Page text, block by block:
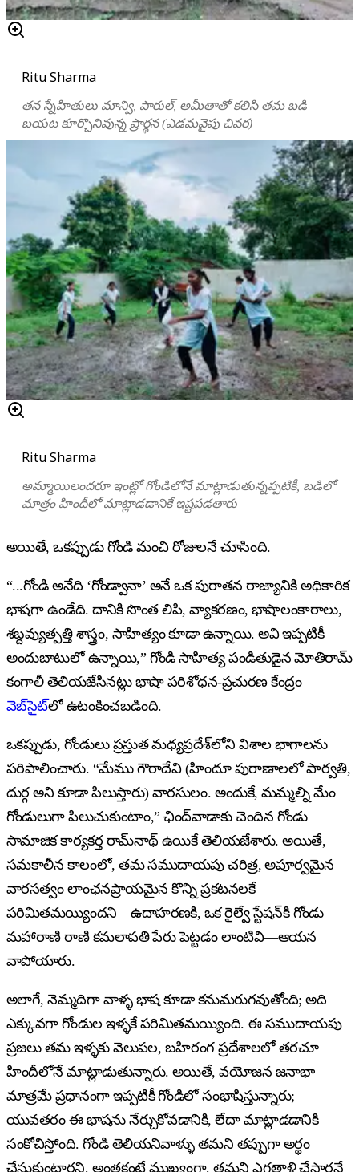
Ritu Sharma
తన స్నేహితులు మాన్వి, పారుల్, అమీతాతో కలిసి తమ బడి
బయట కూర్చొనివున్న ప్రార్థన (ఎడమవైపు చివర)
Ritu Sharma
అమ్మాయిలందరూ ఇంట్లో గోండిలోనే మాట్లాడుతున్నప్పటికీ, బడిలో
మాత్రం హిందీలో మాట్లాడడానికే ఇష్టపడతారు
అయితే, ఒకప్పుడు గోండి మంచి రోజులనే చూసింది.
“...గోండి అనేది ‘గోండ్వానా’ అనే ఒక పురాతన రాజ్యానికి అధికారిక
భాషగా ఉండేది. దానికి సొంత లిపి, వ్యాకరణం, భాషాలంకారాలు,
శబ్దవ్యుత్పత్తి శాస్త్రం, సాహిత్యం కూడా ఉన్నాయి. అవి ఇప్పటికీ
అందుబాటులో ఉన్నాయి,” గోండి సాహిత్య పండితుడైన మోతిరామ్
కంగాలీ తెలియజేసినట్లు భాషా పరిశోధన-ప్రచురణ కేంద్రం
వెబ్‌సైట్‌లో ఉటంకించబడింది.
ఒకప్పుడు, గోండులు ప్రస్తుత మధ్యప్రదేశ్‌లోని విశాల భాగాలను
పరిపాలించారు. “మేము గౌరాదేవి (హిందూ పురాణాలలో పార్వతి,
దుర్గ అని కూడా పిలుస్తారు) వారసులం. అందుకే, మమ్మల్ని మేం
గోండులుగా పిలుచుకుంటాం,” ఛింద్‌వాడాకు చెందిన గోండు
సామాజిక కార్యకర్త రామ్‌నాథ్ ఉయికే తెలియజేశారు. అయితే,
సమకాలీన కాలంలో, తమ సముదాయపు చరిత్ర, అపూర్వమైన
వారసత్వం లాంఛనప్రాయమైన కొన్ని ప్రకటనలకే
పరిమితమయ్యిందని—ఉదాహరణకి, ఒక రైల్వే స్టేషన్‌కి గోండు
మహారాణి రాణి కమలాపతి పేరు పెట్టడం లాంటివి—ఆయన
వాపోయారు.
అలాగే, నెమ్మదిగా వాళ్ళ భాష కూడా కనుమరుగవుతోంది; అది
ఎక్కువగా గోండుల ఇళ్ళకే పరిమితమయ్యింది. ఈ సముదాయపు
ప్రజలు తమ ఇళ్ళకు వెలుపల, బహిరంగ ప్రదేశాలలో తరచూ
హిందీలోనే మాట్లాడుతున్నారు. అయితే, వయోజన జనాభా
మాత్రమే ప్రధానంగా ఇప్పటికీ గోండిలో సంభాషిస్తున్నారు;
యువతరం ఈ భాషను నేర్చుకోవడానికి, లేదా మాట్లాడడానికి
సంకోచిస్తోంది. గోండి తెలియనివాళ్ళు తమని తప్పుగా అర్థం
చేసుకుంటారని, అంతకంటే ముఖ్యంగా, తమని ఎగతాళి చేస్తారనే